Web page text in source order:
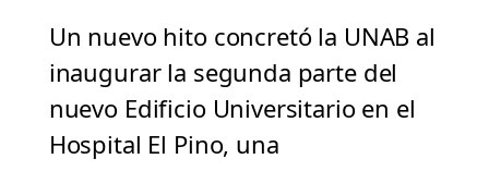
Un nuevo hito concretó la UNAB al
inaugurar la segunda parte del
nuevo Edificio Universitario en el
Hospital El Pino, una